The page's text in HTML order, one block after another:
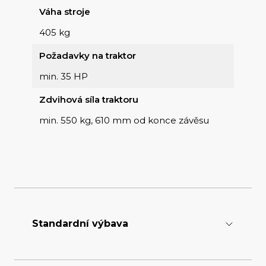
Váha stroje
405 kg
Požadavky na traktor
min. 35 HP
Zdvihová síla traktoru
min. 550 kg, 610 mm od konce závěsu
Standardní výbava